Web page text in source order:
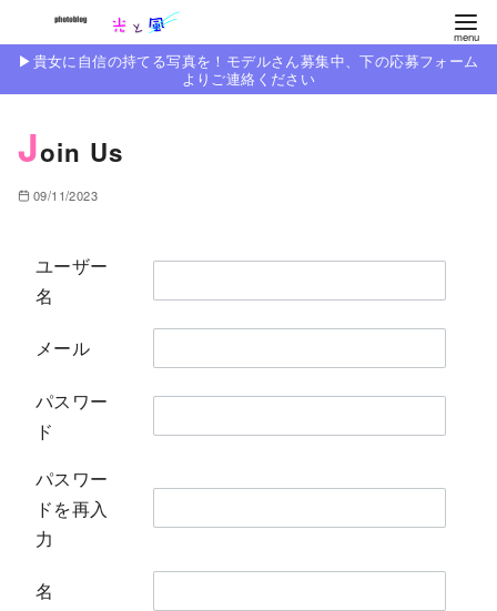
ン
▶︎貴女に自信の持てる写真を！モデルさん募集中、下の応募フォーム
よりご連絡ください
Join Us
09/11/2023
ユーザー
名
メール
パスワー
ド
パスワー
ドを再入
力
名